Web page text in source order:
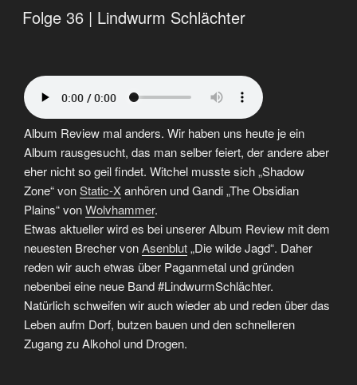
|
We
Motherfuckers
–
Rest
In
Power
Alexi
Laiho“
Folge 36 | Lindwurm Schlächter
Album Review mal anders. Wir haben uns heute je ein
Album rausgesucht, das man selber feiert, der andere aber
eher nicht so geil findet. Witchel musste sich „Shadow
Zone“ vonStatic-Xanhören und Gandi „The Obsidian
Plains“ vonWolvhammer.
Etwas aktueller wird es bei unserer Album Review mit dem
neuesten Brecher vonAsenblut„Die wilde Jagd“. Daher
reden wir auch etwas über Paganmetal und gründen
nebenbei eine neue Band #LindwurmSchlächter.
Natürlich schweifen wir auch wieder ab und reden über das
Leben aufm Dorf, butzen bauen und den schnelleren
Zugang zu Alkohol und Drogen.